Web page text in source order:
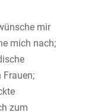
mir
mich nach;
Frauen;
zum